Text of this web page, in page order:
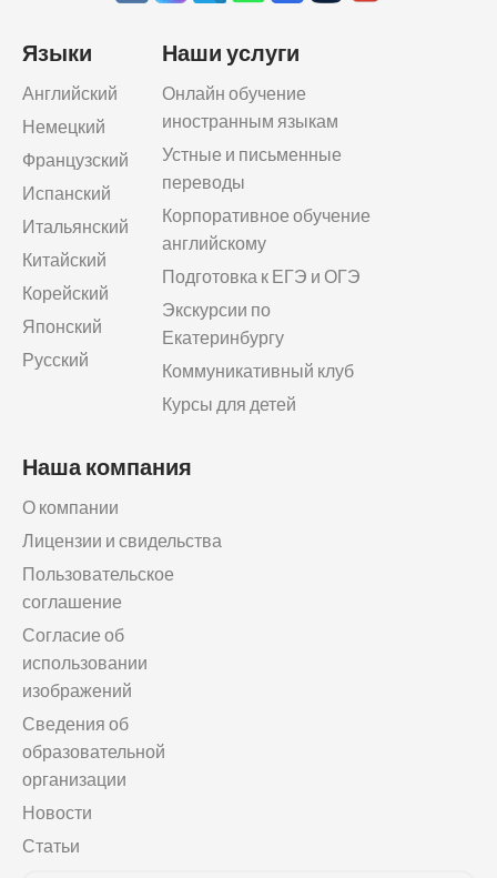
Языки
Английский
Немецкий
Французский
Испанский
Итальянский
Китайский
Корейский
Японский
Русский
Наши услуги
Онлайн обучение
иностранным языкам
Устные и письменные
переводы
Корпоративное обучение
английскому
Подготовка к ЕГЭ и ОГЭ
Экскурсии по
Екатеринбургу
Коммуникативный клуб
Курсы для детей
Наша компания
О компании
Лицензии и свидельства
Пользовательское
соглашение
Согласие об
использовании
изображений
Сведения об
образовательной
организации
Новости
Статьи